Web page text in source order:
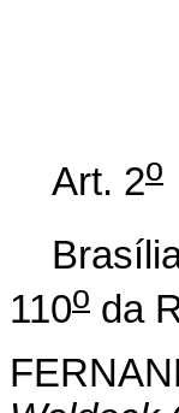
Art. 2o
110o da